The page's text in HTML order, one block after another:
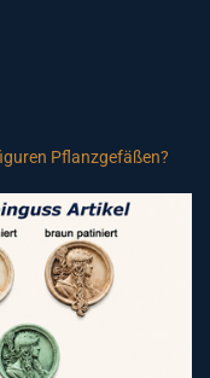
Pflanzgefäßen?